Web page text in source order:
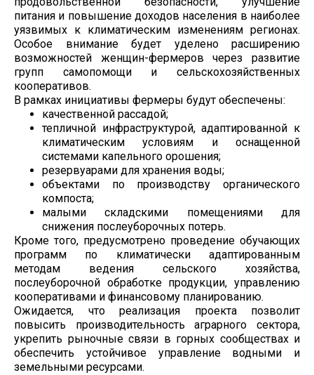
питания и повышение доходов населения в наиболее
уязвимых к климатическим изменениям регионах.
Особое внимание будет уделено расширению
возможностей женщин-фермеров через развитие
групп самопомощи и сельскохозяйственных
кооперативов.
В рамках инициативы фермеры будут обеспечены:
качественной рассадой;
тепличной инфраструктурой, адаптированной к
климатическим условиям и оснащенной
системами капельного орошения;
резервуарами для хранения воды;
объектами по производству органического
компоста;
малыми складскими помещениями для
снижения послеуборочных потерь.
Кроме того, предусмотрено проведение обучающих
программ по климатически адаптированным
методам ведения сельского хозяйства,
послеуборочной обработке продукции, управлению
кооперативами и финансовому планированию.
Ожидается, что реализация проекта позволит
повысить производительность аграрного сектора,
укрепить рыночные связи в горных сообществах и
обеспечить устойчивое управление водными и
земельными ресурсами.